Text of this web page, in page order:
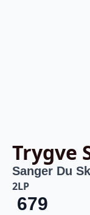
Trygve
Sanger Du
2LP
679